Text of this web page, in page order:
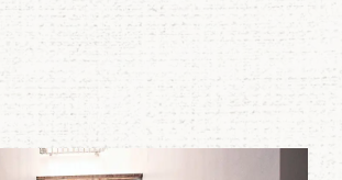
– Erg jong voor een hartaanval